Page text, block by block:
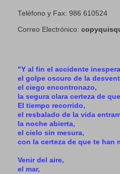
Teléfono y Fax: 986 610524
Correo Electrónico:
"Y al fin el accidente
el golpe oscuro de la
el ciego encontronazo,
la segura clara certeza de
El tiempo recorrido,
el resbalado de la vida
la noche abierta,
el cielo sin mesura,
con la certeza de que te han
Venir del aire,
el mar,